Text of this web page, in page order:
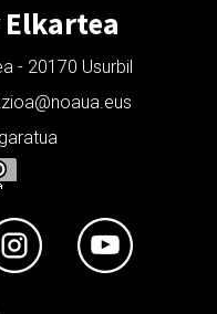
- 20170 Usurbil